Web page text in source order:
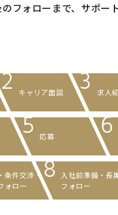
フォローまで、サポー
2 キャリア面談 3 求人
5 応募 6
条件交渉・
ォロー
8 入社前準備・ 長
フォロー